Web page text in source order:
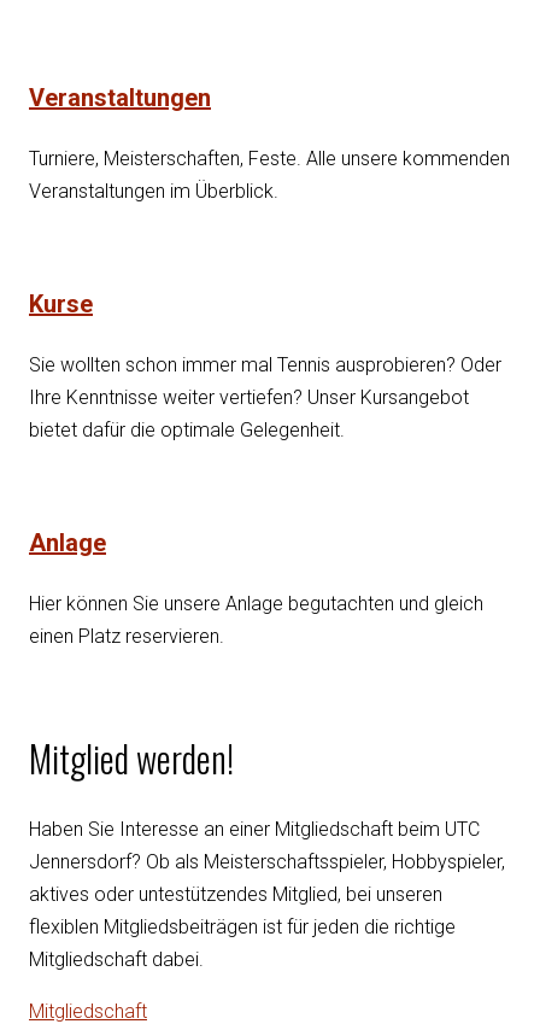
Veranstaltungen
Turniere, Meisterschaften, Feste. Alle unsere kommenden
Veranstaltungen im Überblick.
Kurse
Sie wollten schon immer mal Tennis ausprobieren? Oder
Ihre Kenntnisse weiter vertiefen? Unser Kursangebot
bietet dafür die optimale Gelegenheit.
Anlage
Hier können Sie unsere Anlage begutachten und gleich
einen Platz reservieren.
Mitglied werden!
Haben Sie Interesse an einer Mitgliedschaft beim UTC
Jennersdorf? Ob als Meisterschaftsspieler, Hobbyspieler,
aktives oder untestützendes Mitglied, bei unseren
flexiblen Mitgliedsbeiträgen ist für jeden die richtige
Mitgliedschaft dabei.
Mitgliedschaft